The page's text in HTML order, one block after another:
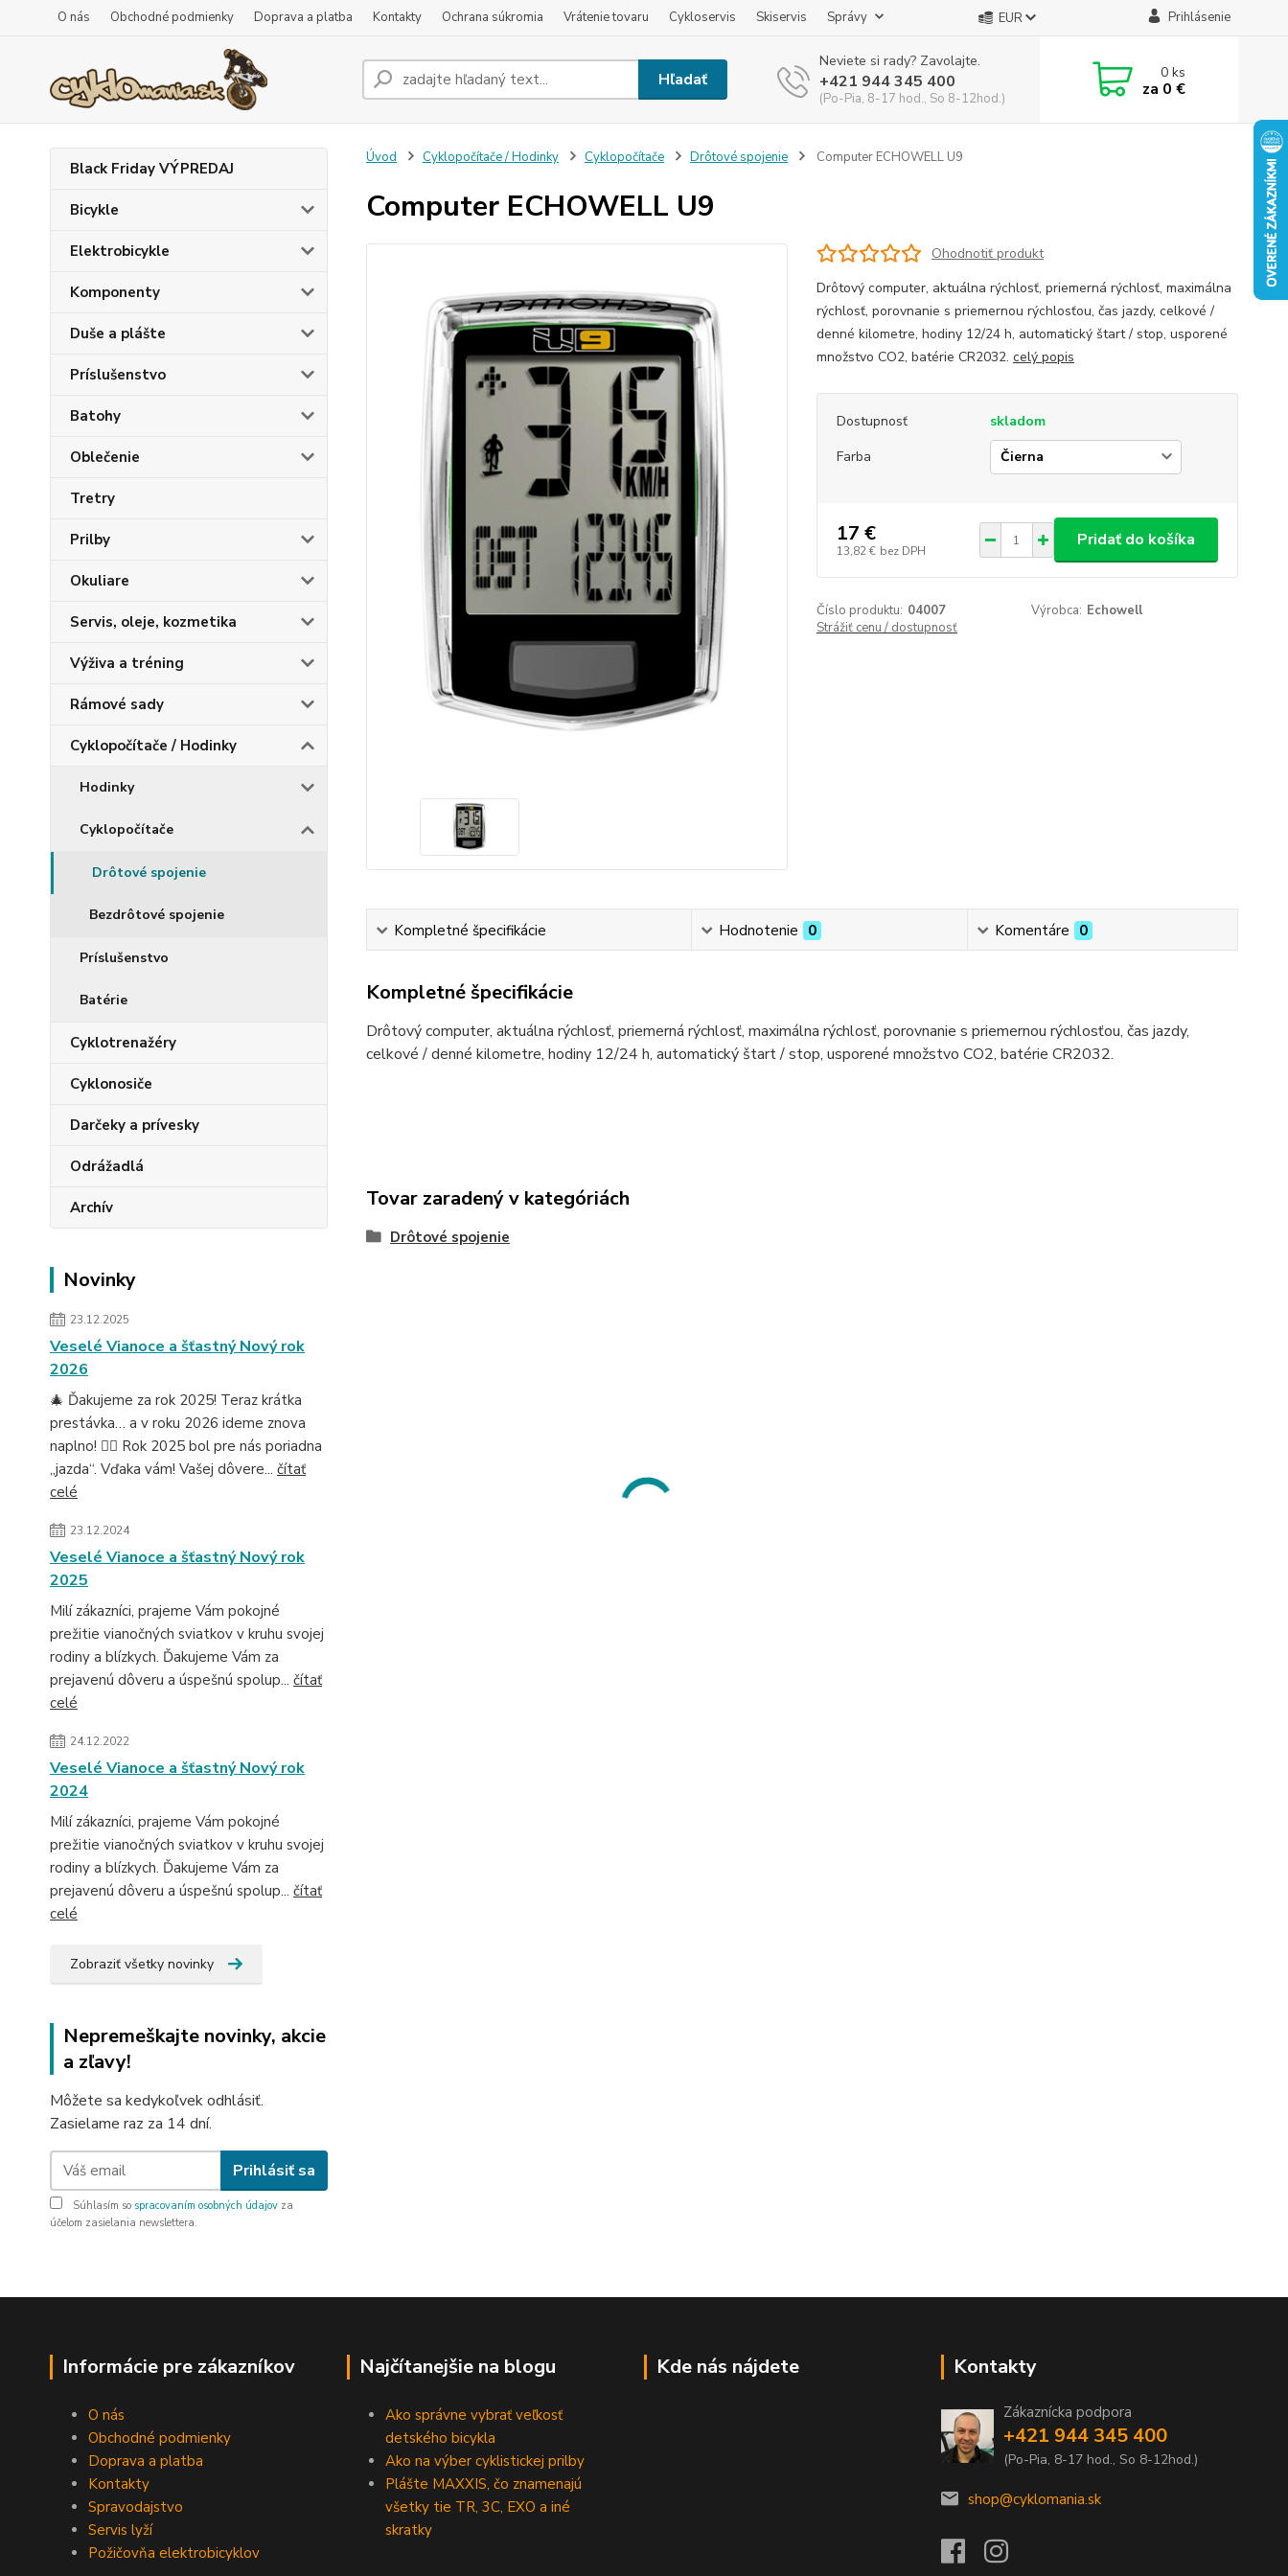
O nás Obchodné podmienky Doprava a platba Kontakty Ochrana súkromia Vrátenie tovaru Cykloservis Skiservis Správy EUR Prihlásenie
Hľadať
Neviete si rady? Zavolajte.
+421 944 345 400
(Po-Pia, 8-17 hod., So 8-12hod.)
0ks
za 0 €
Black Friday VÝPREDAJ
Bicykle
Elektrobicykle
Komponenty
Duše a plášte
Príslušenstvo
Batohy
Oblečenie
Tretry
Prilby
Okuliare
Servis, oleje, kozmetika
Výživa a tréning
Rámové sady
Cyklopočítače / Hodinky
Hodinky
Cyklopočítače
Drôtové spojenie
Bezdrôtové spojenie
Príslušenstvo
Batérie
Cyklotrenažéry
Cyklonosiče
Darčeky a prívesky
Odrážadlá
Archív
Novinky
23.12.2025
Veselé Vianoce a šťastný Nový rok
2026
🎄 Ďakujeme za rok 2025! Teraz krátka
prestávka… a v roku 2026 ideme znova
naplno! 🚴‍♂️ Rok 2025 bol pre nás poriadna
„jazda“. Vďaka vám! Vašej dôvere... čítať
celé
23.12.2024
Veselé Vianoce a šťastný Nový rok
2025
Milí zákazníci, prajeme Vám pokojné
prežitie vianočných sviatkov v kruhu svojej
rodiny a blízkych. Ďakujeme Vám za
prejavenú dôveru a úspešnú spolup... čítať
celé
24.12.2022
Veselé Vianoce a šťastný Nový rok
2024
Milí zákazníci, prajeme Vám pokojné
prežitie vianočných sviatkov v kruhu svojej
rodiny a blízkych. Ďakujeme Vám za
prejavenú dôveru a úspešnú spolup... čítať
celé
Zobraziť všetky novinky
Nepremeškajte novinky, akcie
a zľavy!
Môžete sa kedykoľvek odhlásiť.
Zasielame raz za 14 dní.
Prihlásiť sa
Súhlasím so spracovaním osobných údajov za
účelom zasielania newslettera.
Úvod Cyklopočítače / Hodinky Cyklopočítače Drôtové spojenie Computer ECHOWELL U9
Computer ECHOWELL U9
Ohodnotiť produkt
Drôtový computer, aktuálna rýchlosť, priemerná rýchlosť, maximálna
rýchlosť, porovnanie s priemernou rýchlosťou, čas jazdy, celkové /
denné kilometre, hodiny 12/24 h, automatický štart / stop, usporené
množstvo CO2, batérie CR2032. celý popis
Dostupnosť
skladom
Farba
17 €
13,82 € bez DPH
Pridať do košíka
Číslo produktu: 04007 Výrobca: Echowell
Strážiť cenu / dostupnosť
Kompletné špecifikácie Hodnotenie 0 Komentáre 0
Kompletné špecifikácie
Drôtový computer, aktuálna rýchlosť, priemerná rýchlosť, maximálna rýchlosť, porovnanie s priemernou rýchlosťou, čas jazdy,
celkové / denné kilometre, hodiny 12/24 h, automatický štart / stop, usporené množstvo CO2, batérie CR2032.
Tovar zaradený v kategóriách
Drôtové spojenie
Informácie pre zákazníkov
O nás
Obchodné podmienky
Doprava a platba
Kontakty
Spravodajstvo
Servis lyží
Požičovňa elektrobicyklov
Najčítanejšie na blogu
Ako správne vybrať veľkosť
detského bicykla
Ako na výber cyklistickej prilby
Plášte MAXXIS, čo znamenajú
všetky tie TR, 3C, EXO a iné
skratky
Kde nás nájdete Kontakty
Zákaznícka podpora
+421 944 345 400
(Po-Pia, 8-17 hod., So 8-12hod.)
shop@cyklomania.sk